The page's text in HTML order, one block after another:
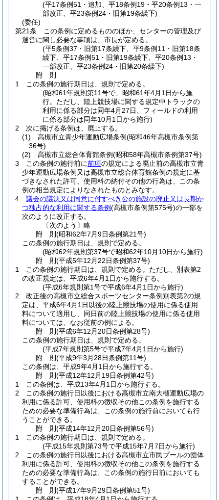
(平17条例51・追加、平18条例19・平20条例13・一
部改正、平23条例24・旧第19条繰下)
(委任)
第21条
この条例に定めるもののほか、センターの管理及び
運営に関し必要な事項は、市長が定める。
(平5条例37・旧第17条繰下、平9条例11・旧第18条
繰下、平17条例51・旧第19条繰下、平20条例13・
一部改正、平23条例24・旧第20条繰下)
附 則
1
この条例の施行期日は、規則で定める。
(昭和61年規則第11号で、昭和61年4月1日から施
行。ただし、陸上競技場に関する規定中トラックの
利用に係る部分は同年4月27日、フィールドの利用
に係る部分は同年10月1日から施行)
2
次に掲げる条例は、廃止する。
(1)
高槻市立青少年運動広場条例(昭和46年高槻市条例第
36号)
(2)
高槻市立総合体育館条例(昭和58年高槻市条例第37号)
3
この条例の施行前に前項の規定による廃止前の高槻市立青
少年運動広場条例又は高槻市立総合体育館条例の規定に基
づきなされた許可、使用料の納付その他の行為は、この条
例の相当規定によりなされたものとみなす。
4
議会の議決又は同意に付すべき公の施設の廃止又は長期か
つ独占的な利用に関する条例(高槻市条例第575号)の一部を
次のように改正する。
〔次のよう〕略
附 則(昭和62年7月9日条例第21号)
この条例の施行期日は、規則で定める。
(昭和62年規則第37号で昭和62年10月10日から施行)
附 則(平成5年12月22日条例第37号)
1
この条例の施行期日は、規則で定める。 ただし、別表第2
の改正規定は、平成6年4月1日から施行する。
(平成6年規則第1号で平成6年4月1日から施行)
2
改正後の高槻市立総合スポーツセンター条例別表第2の規
定は、平成6年4月1日以後の陸上競技場の使用に係る使用
料について適用し、同日前の陸上競技場の使用に係る使用
料については、なお従前の例による。
附 則(平成6年12月20日条例第28号)
この条例の施行期日は、規則で定める。
(平成7年規則第5号で平成7年4月1日から施行)
附 則(平成9年3月28日条例第11号)
この条例は、平成9年4月1日から施行する。
附 則(平成12年12月19日条例第42号)
1
この条例は、平成13年4月1日から施行する。
2
この条例の施行日以後における高槻市立南大樋運動広場の
利用に係る許可、使用料の徴収その他この条例を施行する
ための必要な準備行為は、この条例の施行前においても行
うことができる。
附 則(平成14年12月20日条例第56号)
1
この条例の施行期日は、規則で定める。
(平成15年規則第73号で平成15年7月7日から施行)
2
この条例の施行日以後における高槻市立市民プールの団体
利用に係る許可、使用料の徴収その他この条例を施行する
ための必要な準備行為は、この条例の施行日前においても
することができる。
附 則(平成17年9月29日条例第51号)